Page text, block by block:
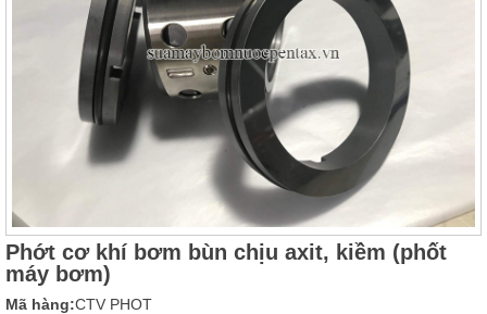
Phớt cơ khí bơm bùn chịu axit, kiềm (phốt
máy bơm)
Mã hàng:CTV PHOT